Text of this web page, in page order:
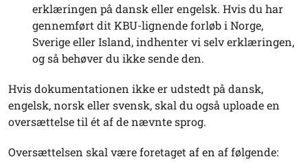
erklæringen på dansk eller engelsk. Hvis du har
gennemført dit KBU-lignende forløb i Norge,
Sverige eller Island, indhenter vi selv erklæringen,
og så behøver du ikke sende den.
Hvis dokumentationen ikke er udstedt på dansk,
engelsk, norsk eller svensk, skal du også uploade en
oversættelse til ét af de nævnte sprog.
Oversættelsen skal være foretaget af en af følgende: